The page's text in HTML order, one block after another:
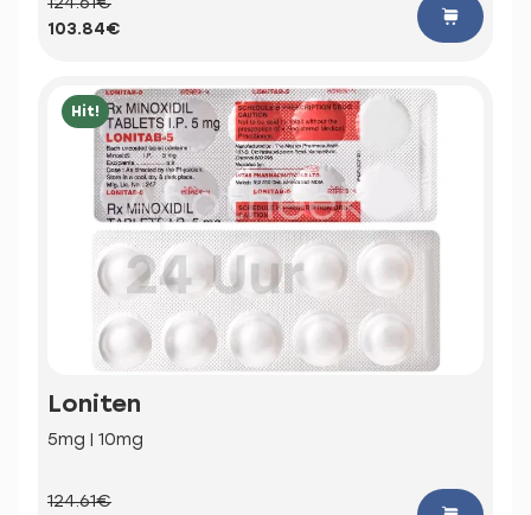
103.84€
Hit!
Loniten
5mg | 10mg
124.61€